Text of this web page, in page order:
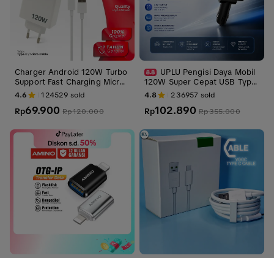
Charger Android 120W Turbo
Support Fast Charging Micro
V8 & Type-C Carger Adapter
4.6 124529 sold
Rp69.900 Rp120.000
UPLU Pengisi Daya Mobil
120W Super Cepat USB Type
C & Lightning Kabel 880mm
untuk Ponsel dan Perangkat
Digital
4.8 236957 sold
Rp102.890 Rp355.000